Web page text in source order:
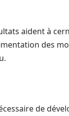
aident à
des
de